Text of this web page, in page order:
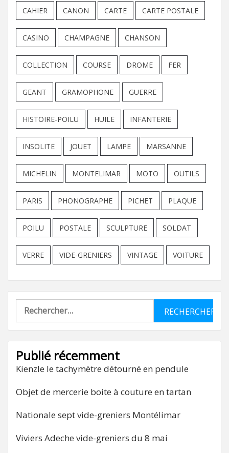
CAHIER CANON CARTE CARTE POSTALE
CASINO CHAMPAGNE CHANSON
COLLECTION COURSE DROME FER
GEANT GRAMOPHONE GUERRE
HISTOIRE-POILU HUILE INFANTERIE
INSOLITE JOUET LAMPE MARSANNE
MICHELIN MONTELIMAR MOTO OUTILS
PARIS PHONOGRAPHE PICHET PLAQUE
POILU POSTALE SCULPTURE SOLDAT
VERRE VIDE-GRENIERS VINTAGE VOITURE
Rechercher :
Publié récemment
Kienzle le tachymètre détourné en pendule
Objet de mercerie boite à couture en tartan
Nationale sept vide-greniers Montélimar
Viviers Adeche vide-greniers du 8 mai